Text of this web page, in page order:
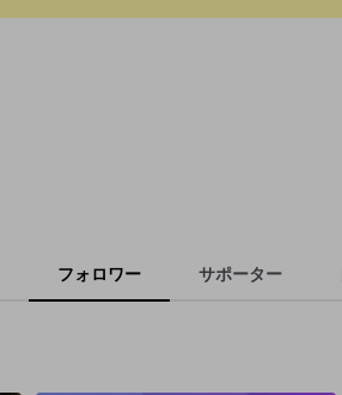
フォロワー サポーター